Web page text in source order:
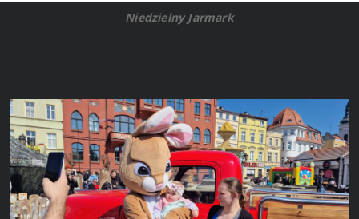
Niedzielny Jarmark